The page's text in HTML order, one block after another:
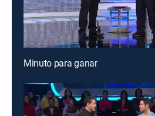
Minuto para ganar